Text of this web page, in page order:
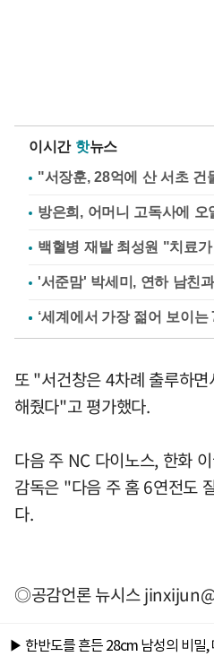
이시간 핫뉴스
"서장훈, 28억에 산 서초 건
방은희, 어머니 고독사에
백혈병 재발 최성원 "치료
'서준맘' 박세미, 연하 남친
또 "서건창은 4차례 출루하
해줬다"고 평가했다.
다음 주 NC 다이노스, 한화
감독은 "다음 주 홈 6연전도
다.
◎공감언론 뉴시스